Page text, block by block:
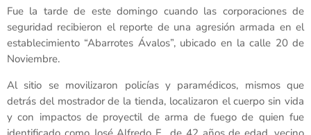
Fue la tarde de este domingo cuando las corporaciones de
seguridad recibieron el reporte de una agresión armada en el
establecimiento “Abarrotes Ávalos”, ubicado en la calle 20 de
Noviembre.
Al sitio se movilizaron policías y paramédicos, mismos que
detrás del mostrador de la tienda, localizaron el cuerpo sin vida
y con impactos de proyectil de arma de fuego de quien fue